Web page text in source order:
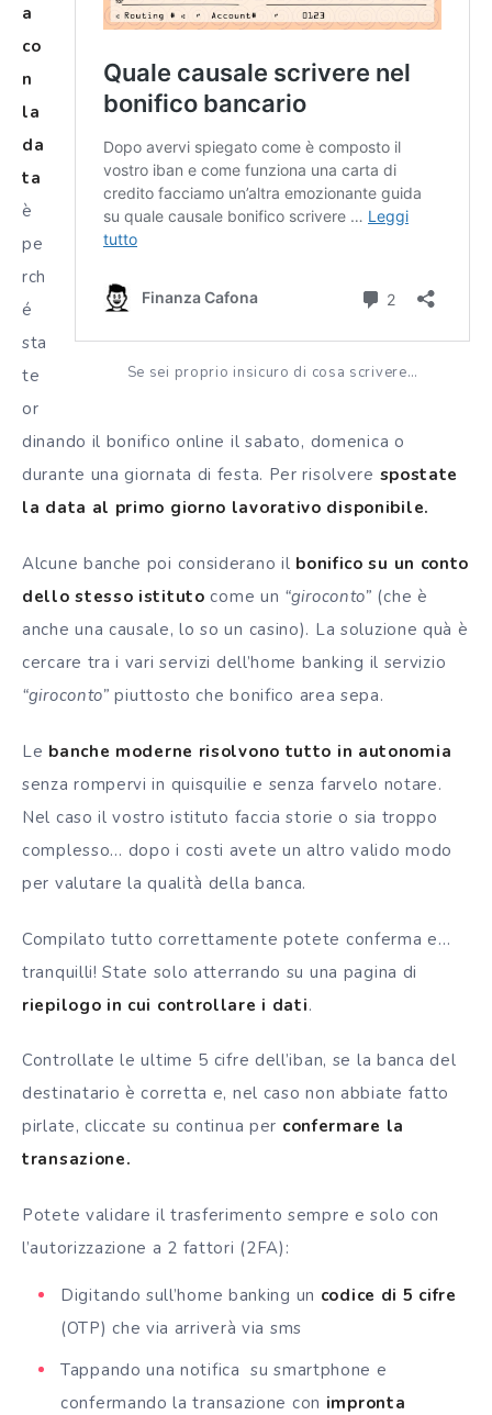
Se sei proprio insicuro di cosa scrivere…
a
co
n
la
da
ta
è
pe
rch
é
sta
te
or
dinando il bonifico online il sabato, domenica o
durante una giornata di festa. Per risolvere spostate
la data al primo giorno lavorativo disponibile.
Alcune banche poi considerano il bonifico su un conto
dello stesso istituto come un “giroconto” (che è
anche una causale, lo so un casino). La soluzione quà è
cercare tra i vari servizi dell’home banking il servizio
“giroconto” piuttosto che bonifico area sepa.
Le banche moderne risolvono tutto in autonomia
senza rompervi in quisquilie e senza farvelo notare.
Nel caso il vostro istituto faccia storie o sia troppo
complesso… dopo i costi avete un altro valido modo
per valutare la qualità della banca.
Compilato tutto correttamente potete conferma e…
tranquilli! State solo atterrando su una pagina di
riepilogo in cui controllare i dati.
Controllate le ultime 5 cifre dell’iban, se la banca del
destinatario è corretta e, nel caso non abbiate fatto
pirlate, cliccate su continua per confermare la
transazione.
Potete validare il trasferimento sempre e solo con
l’autorizzazione a 2 fattori (2FA):
Digitando sull’home banking un codice di 5 cifre
(OTP) che via arriverà via sms
Tappando una notifica su smartphone e
confermando la transazione con impronta